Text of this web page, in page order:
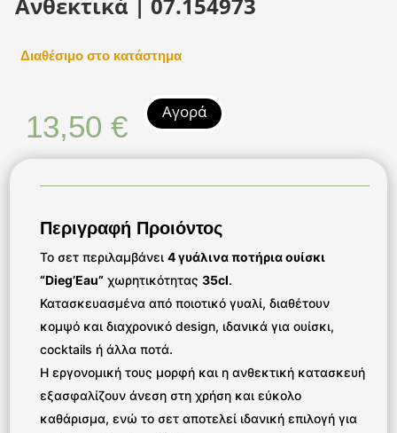
Διαθέσιμο στο κατάστημα
13,50€ Αγορά
Περιγραφή Προιόντος
Το σετ περιλαμβάνει4 γυάλινα ποτήρια ουίσκι
“Dieg’Eau” χωρητικότητας35cl.
Κατασκευασμένα από ποιοτικό γυαλί, διαθέτουν
κομψό και διαχρονικό design, ιδανικά για ουίσκι,
cocktails ή άλλα ποτά.
Η εργονομική τους μορφή και η ανθεκτική κατασκευή
εξασφαλίζουν άνεση στη χρήση και εύκολο
καθάρισμα, ενώ το σετ αποτελεί ιδανική επιλογή για